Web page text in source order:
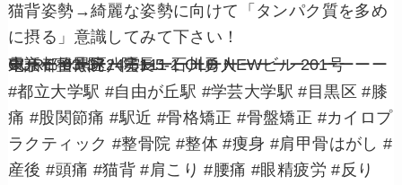
猫背姿勢→綺麗な姿勢に向けて「タンパク質を多め
に摂る」意識してみて下さい！
ーーーーーーーーーーーーーーーーーーーーーーーーーーーーー
CURE整骨院 院長 石川勇人
東京都目黒区八雲1-5-1 OLD NEWビル 201号
電話： 03-3724-5111
#都立大学駅 #自由が丘駅 #学芸大学駅 #目黒区 #膝
痛 #股関節痛 #駅近 #骨格矯正 #骨盤矯正 #カイロプ
ラクティック #整骨院 #整体 #痩身 #肩甲骨はがし #
産後 #頭痛 #猫背 #肩こり #腰痛 #眼精疲労 #反り